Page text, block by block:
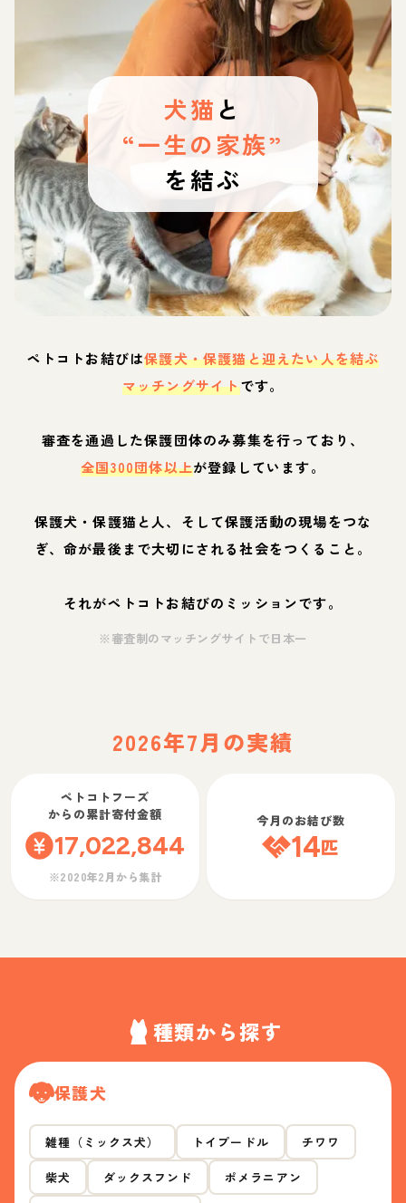
犬猫 と
“一生の家族”
を結ぶ
ペトコトお結びは保護犬・保護猫と迎えたい人を結ぶ
マッチングサイトです。
審査を通過した保護団体のみ募集を行っており、
全国300団体以上が登録しています。
保護犬・保護猫と人、そして保護活動の現場をつな
ぎ、命が最後まで大切にされる社会をつくること。
それがペトコトお結びのミッションです。
※審査制のマッチングサイトで日本一
2026年7月の実績
ペトコトフーズ
からの累計寄付金額
17,022,844
※2020年2月から集計
今月のお結び数
14匹
種類から探す
保護犬
雑種（ミックス犬） トイプードル チワワ
柴犬 ダックスフンド ポメラニアン